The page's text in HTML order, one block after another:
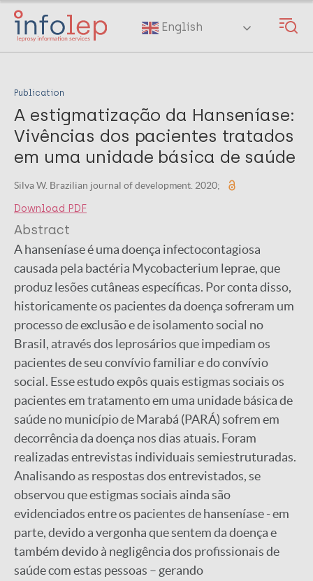
Skip
main
English
Publication
A estigmatização da Hanseníase:
Vivências dos pacientes tratados
em uma unidade básica de saúde
Silva W. Brazilian journal of development. 2020;
Download PDF
Abstract
A hanseníase é uma doença infectocontagiosa
causada pela bactéria Mycobacterium leprae, que
produz lesões cutâneas específicas. Por conta disso,
historicamente os pacientes da doença sofreram um
processo de exclusão e de isolamento social no
Brasil, através dos leprosários que impediam os
pacientes de seu convívio familiar e do convívio
social. Esse estudo expôs quais estigmas sociais os
pacientes em tratamento em uma unidade básica de
saúde no município de Marabá (PARÁ) sofrem em
decorrência da doença nos dias atuais. Foram
realizadas entrevistas individuais semiestruturadas.
Analisando as respostas dos entrevistados, se
observou que estigmas sociais ainda são
evidenciados entre os pacientes de hanseníase - em
parte, devido a vergonha que sentem da doença e
também devido à negligência dos profissionais de
saúde com estas pessoas – gerando